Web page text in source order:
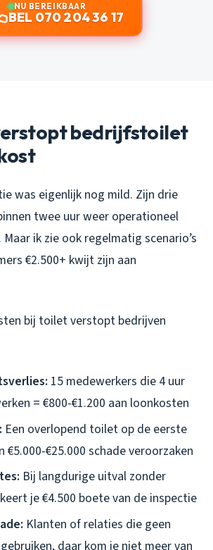
NU BEREIKBAAR
BEL 070 204 36 17
bedrijfstoilet
was eigenlijk nog mild. Zijn drie
twee uur weer operationeel
ik zie ook regelmatig scenario’s
€2.500+ kwijt zijn aan
bij toilet verstopt bedrijven
15 medewerkers die 4 uur
= €800-€1.200 aan loonkosten
Een overlopend toilet op de eerste
€5.000-€25.000 schade veroorzaken
Bij langdurige uitval zonder
je €4.500 boete van de inspectie
Klanten of relaties die geen
daar kom je niet meer van